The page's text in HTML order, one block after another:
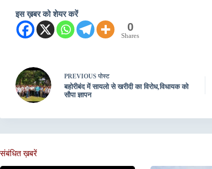
इस ख़बर को शेयर करें
0
Shares
PREVIOUS पोस्ट
बहोरीबंद में सायलो से खरीदी का विरोध,विधायक को
सौपा ज्ञापन
संबंधित ख़बरें